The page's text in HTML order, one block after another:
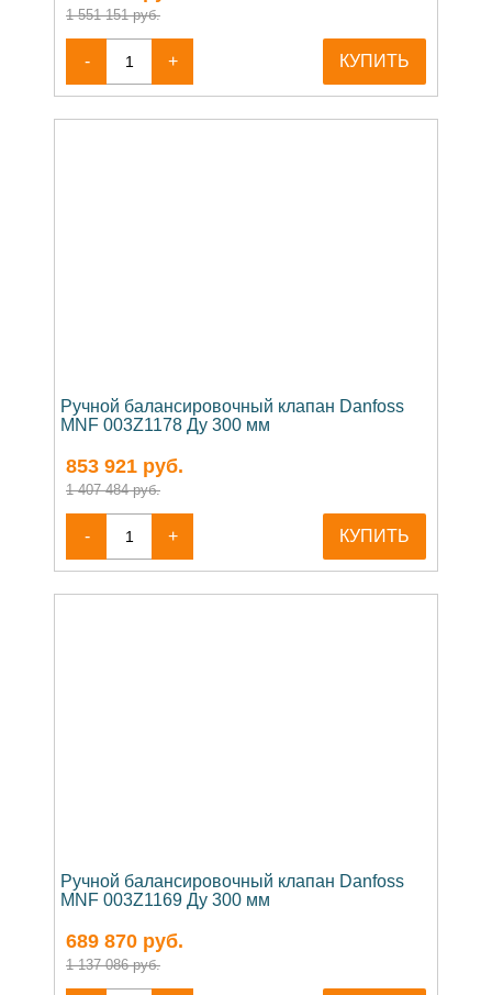
1 551 151 руб.
- + КУПИТЬ
Ручной балансировочный клапан Danfoss
MNF 003Z1178 Ду 300 мм
853 921 руб.
1 407 484 руб.
- + КУПИТЬ
Ручной балансировочный клапан Danfoss
MNF 003Z1169 Ду 300 мм
689 870 руб.
1 137 086 руб.